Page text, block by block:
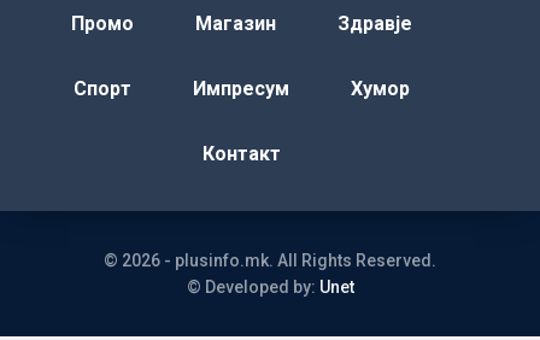
Промо Магазин Здравје
Спорт Импресум Хумор
Контакт
© 2026 - plusinfo.mk. All Rights Reserved.
© Developed by: Unet